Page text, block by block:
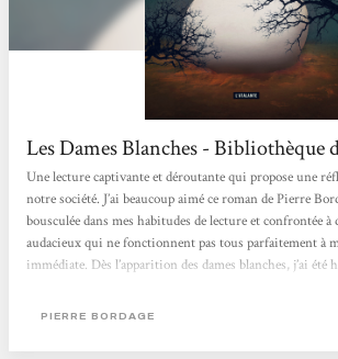
Les Dames Blanches - Bibliothèque
Une lecture captivante et déroutante qui propose une
notre société. J’ai beaucoup aimé ce roman de Pierre
bousculée dans mes habitudes de lecture et confrontée
audacieux qui ne fonctionnent pas tous parfaitement à
immédiate. Dès l’apparition des dames blanches, j’ai été
enfants de moins de quatre ans créent d’emblée...
PIERRE BORDAGE